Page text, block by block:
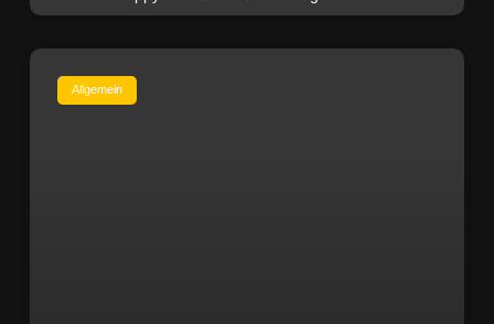
Allgemein